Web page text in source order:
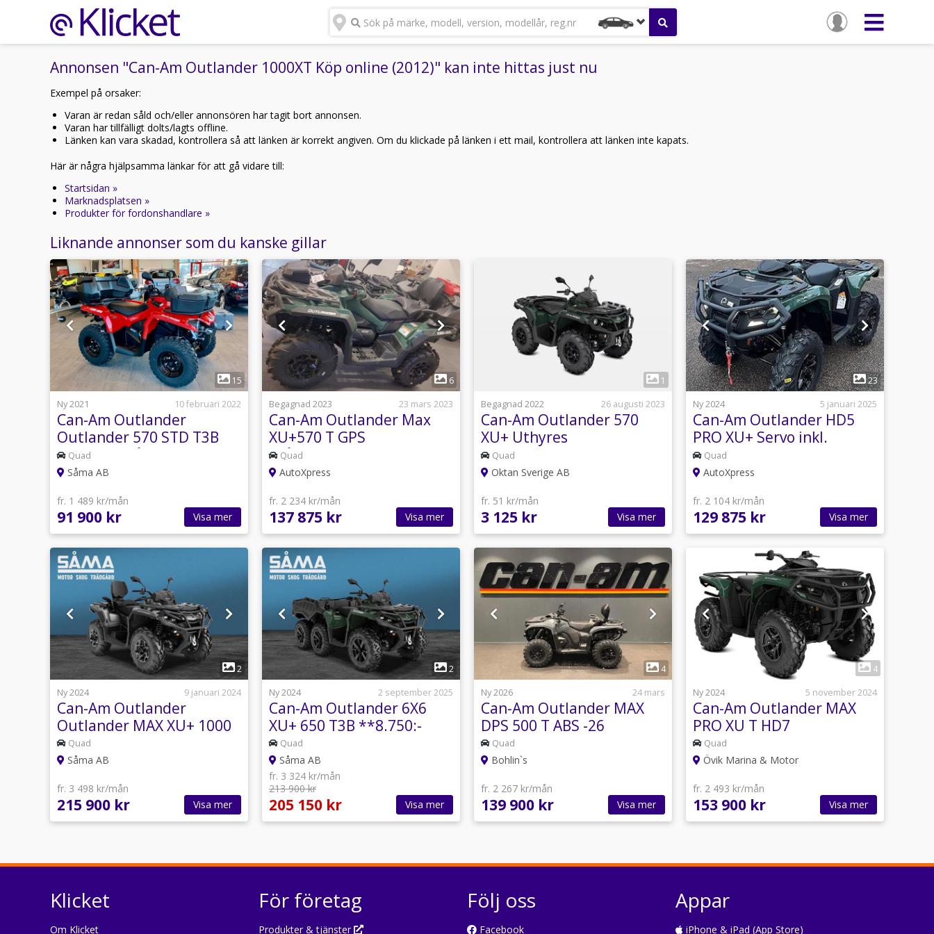
Sök på märke, modell, version, modellår, reg.nr
Annonsen "Can-Am Outlander 1000XT Köp online (2012)" kan inte hittas just nu
Exempel på orsaker:
Varan är redan såld och/eller annonsören har tagit bort annonsen.
Varan har tillfälligt dolts/lagts offline.
Länken kan vara skadad, kontrollera så att länken är korrekt angiven. Om du klickade på länken i ett mail, kontrollera att länken inte kapats.
Här är några hjälpsamma länkar för att gå vidare till:
Startsidan »
Marknadsplatsen »
Produkter för fordonshandlare »
Liknande annonser som du kanske gillar
1
15
Ny 2021
10 februari 2022
Can-Am Outlander
Outlander 570 STD T3B
-21 892:-/mån
Quad
Såma AB
fr. 1 489 kr/mån
91 900 kr Visa mer
1
6
Begagnad 2023
23 mars 2023
Can-Am Outlander Max
XU+570 T GPS
spårsändare
Quad
AutoXpress
fr. 2 234 kr/mån
137 875 kr Visa mer
1
Begagnad 2022
26 augusti 2023
Can-Am Outlander 570
XU+ Uthyres
Quad
Oktan Sverige AB
fr. 51 kr/mån
3 125 kr Visa mer
1
23
Ny 2024
5 januari 2025
Can-Am Outlander HD5
PRO XU+ Servo inkl.
10.000:- rabatt
Quad
AutoXpress
fr. 2 104 kr/mån
129 875 kr Visa mer
1
2
Ny 2024
9 januari 2024
Can-Am Outlander
Outlander MAX XU+ 1000
80HK
Quad
Såma AB
fr. 3 498 kr/mån
215 900 kr Visa mer
1
2
Ny 2024
2 september 2025
Can-Am Outlander 6X6
XU+ 650 T3B **8.750:-
RABATT**
Quad
Såma AB
fr. 3 324 kr/mån
213 900 kr
205 150 kr Visa mer
1
4
Ny 2026
24 mars
Can-Am Outlander MAX
DPS 500 T ABS -26
Quad
Bohlin`s
fr. 2 267 kr/mån
139 900 kr Visa mer
1
4
Ny 2024
5 november 2024
Can-Am Outlander MAX
PRO XU T HD7
Quad
Övik Marina & Motor
fr. 2 493 kr/mån
153 900 kr Visa mer
Klicket
Om Klicket
För företag
Produkter & tjänster
Följ oss
Facebook
Appar
iPhone & iPad (App Store)